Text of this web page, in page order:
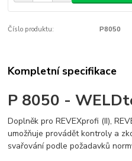
Číslo produktu: P8050
Kompletní specifikace
P 8050 -
Doplněk pro REVEXprofi (II),
umožňuje provádět kontroly a
svařování podle požadavků